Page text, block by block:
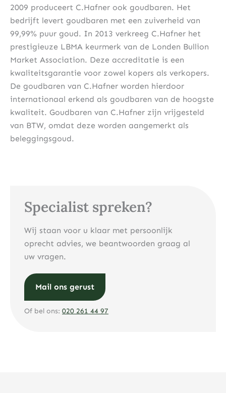
Specialist spreken?
Wij staan voor u klaar met persoonlijk
oprecht advies, we beantwoorden graag al
uw vragen.
Mail ons gerust
Of bel ons: 020 261 44 97
2009 produceert C.Hafner ook goudbaren. Het
bedrijft levert goudbaren met een zuiverheid van
99,99% puur goud. In 2013 verkreeg C.Hafner het
prestigieuze LBMA keurmerk van de Londen Bullion
Market Association. Deze accreditatie is een
kwaliteitsgarantie voor zowel kopers als verkopers.
De goudbaren van C.Hafner worden hierdoor
internationaal erkend als goudbaren van de hoogste
kwaliteit. Goudbaren van C.Hafner zijn vrijgesteld
van BTW, omdat deze worden aangemerkt als
beleggingsgoud.